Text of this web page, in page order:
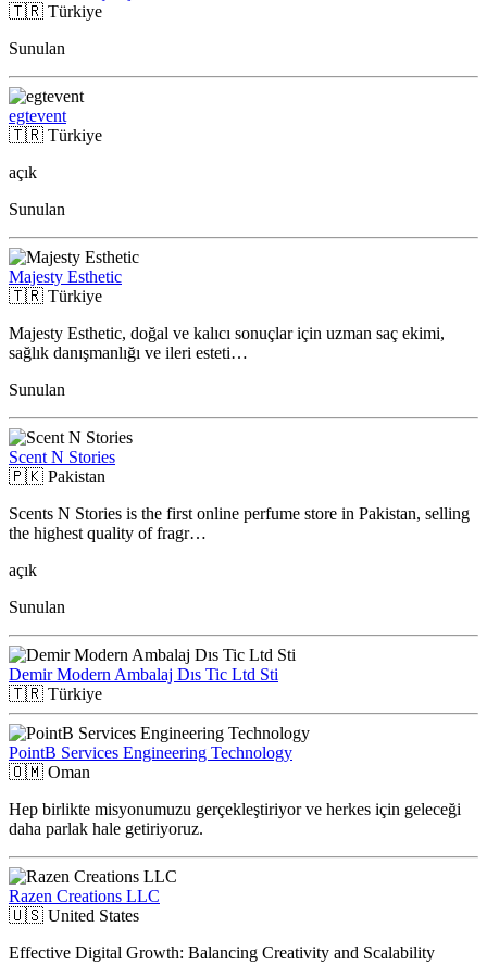
🇹🇷 Türkiye
Sunulan
egtevent
🇹🇷 Türkiye
açık
Sunulan
Majesty Esthetic
🇹🇷 Türkiye
Majesty Esthetic, doğal ve kalıcı sonuçlar için uzman saç ekimi,
sağlık danışmanlığı ve ileri esteti…
Sunulan
Scent N Stories
🇵🇰 Pakistan
Scents N Stories is the first online perfume store in Pakistan, selling
the highest quality of fragr…
açık
Sunulan
Demir Modern Ambalaj Dıs Tic Ltd Sti
🇹🇷 Türkiye
PointB Services Engineering Technology
🇴🇲 Oman
Hep birlikte misyonumuzu gerçekleştiriyor ve herkes için geleceği
daha parlak hale getiriyoruz.
Razen Creations LLC
🇺🇸 United States
Effective Digital Growth: Balancing Creativity and Scalability